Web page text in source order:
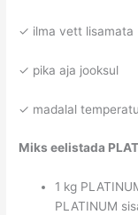
✓ ilma vett lisamata
✓ pika aja jooksul
✓ madalal
Miks eelistada
1 kg
PLATINUM